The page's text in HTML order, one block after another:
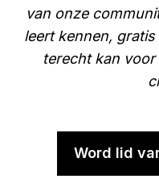
van onze
leert kennen,
terecht kan
Word lid